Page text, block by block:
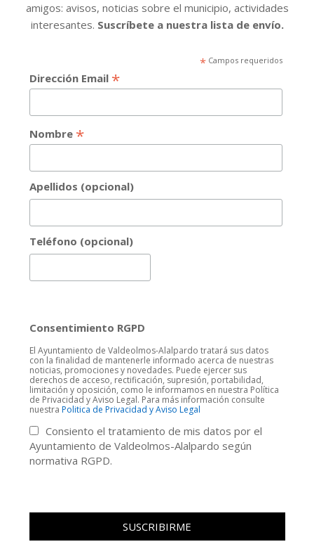
amigos: avisos, noticias sobre el municipio, actividades
interesantes. Suscríbete a nuestra lista de envío.
*Campos requeridos
Dirección Email *
Nombre *
Apellidos (opcional)
Teléfono (opcional)
Consentimiento RGPD
El Ayuntamiento de Valdeolmos-Alalpardo tratará sus datos
con la finalidad de mantenerle informado acerca de nuestras
noticias, promociones y novedades. Puede ejercer sus
derechos de acceso, rectificación, supresión, portabilidad,
limitación y oposición, como le informamos en nuestra Política
de Privacidad y Aviso Legal. Para más información consulte
nuestra Politica de Privacidad y Aviso Legal
Consiento el tratamiento de mis datos por el
Ayuntamiento de Valdeolmos-Alalpardo según
normativa RGPD.